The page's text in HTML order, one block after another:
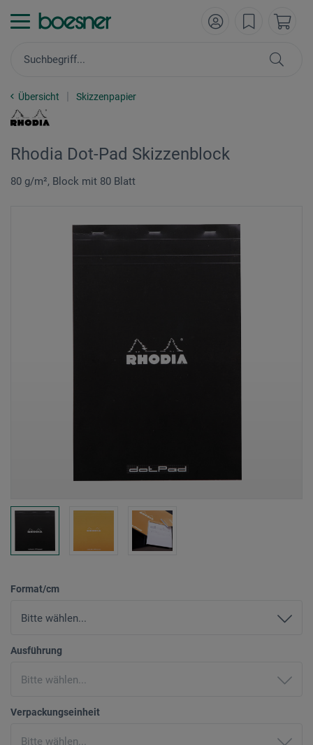
Übersicht Skizzenpapier
Rhodia Dot-Pad Skizzenblock
80 g/m², Block mit 80 Blatt
Format/cm
Ausführung
Verpackungseinheit